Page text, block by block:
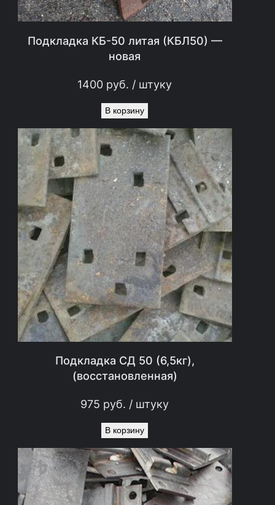
Подкладка КБ-50 литая (КБЛ50) —
новая
1400 руб. / штуку
В корзину
Подкладка СД 50 (6,5кг),
(восстановленная)
975 руб. / штуку
В корзину